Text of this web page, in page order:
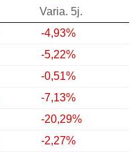
Varia. 5j.
-4,93%
-5,22%
-0,51%
-7,13%
-20,29%
-2,27%